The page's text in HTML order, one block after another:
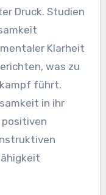
Druck. Studien
Klarheit
was zu
führt.
in ihr
positiven